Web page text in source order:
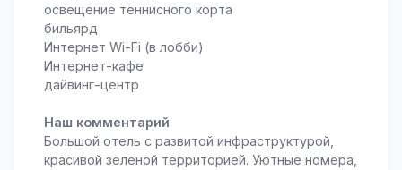
освещение теннисного корта
бильярд
Интернет Wi-Fi (в лобби)
Интернет-кафе
дайвинг-центр
Наш комментарий
Большой отель с развитой инфраструктурой,
красивой зеленой территорией. Уютные номера,